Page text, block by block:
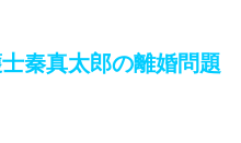
秦真太郎の離婚問題